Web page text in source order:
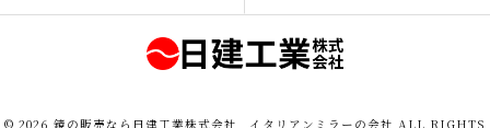
© 2026 鏡の販売なら日建工業株式会社 イタリアンミラーの会社 ALL RIGHTS